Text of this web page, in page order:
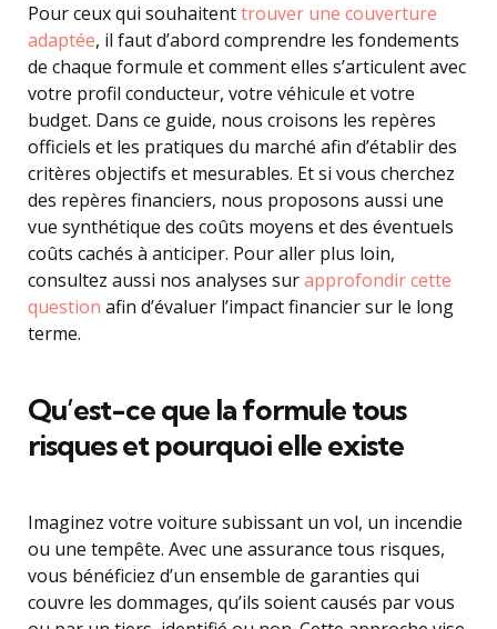
Pour ceux qui souhaitenttrouver une couverture
adaptée, il faut d’abord comprendre les fondements
de chaque formule et comment elles s’articulent avec
votre profil conducteur, votre véhicule et votre
budget. Dans ce guide, nous croisons les repères
officiels et les pratiques du marché afin d’établir des
critères objectifs et mesurables. Et si vous cherchez
des repères financiers, nous proposons aussi une
vue synthétique des coûts moyens et des éventuels
coûts cachés à anticiper. Pour aller plus loin,
consultez aussi nos analyses surapprofondir cette
question afin d’évaluer l’impact financier sur le long
terme.
Qu’est-ce que la formule tous
risques et pourquoi elle existe
Imaginez votre voiture subissant un vol, un incendie
ou une tempête. Avec une assurance tous risques,
vous bénéficiez d’un ensemble de garanties qui
couvre les dommages, qu’ils soient causés par vous